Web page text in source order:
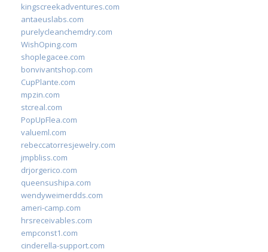
kingscreekadventures.com
antaeuslabs.com
purelycleanchemdry.com
WishOping.com
shoplegacee.com
bonvivantshop.com
CupPlante.com
mpzin.com
stcreal.com
PopUpFlea.com
valueml.com
rebeccatorresjewelry.com
jmpbliss.com
drjorgerico.com
queensushipa.com
wendyweimerdds.com
ameri-camp.com
hrsreceivables.com
empconst1.com
cinderella-support.com